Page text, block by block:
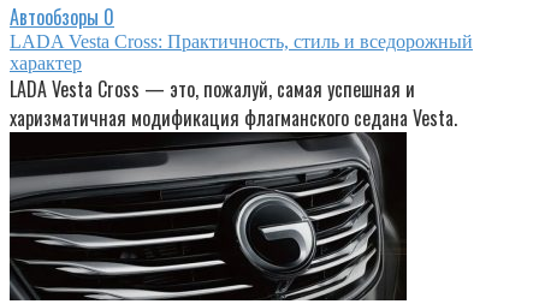
Автообзоры 0
LADA Vesta Cross: Практичность, стиль и вседорожный
характер
LADA Vesta Cross — это, пожалуй, самая успешная и
харизматичная модификация флагманского седана Vesta.